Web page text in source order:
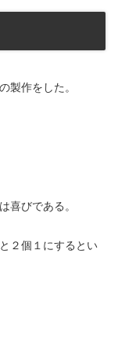
製作をした。
喜びである。
２個１にするとい